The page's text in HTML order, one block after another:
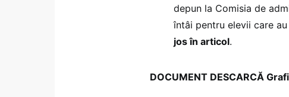
depun la Comisia de
întâi pentru elevii care
jos în articol.
DOCUMENT DESCARCĂ